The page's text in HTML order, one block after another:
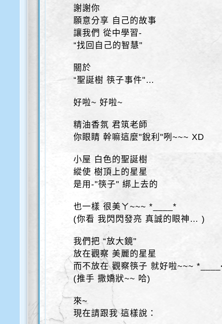
謝謝你
願意分享 自己的故事
讓我們 從中學習-
“找回自己的智慧"
關於
“聖誕樹 筷子事件"…
好啦~ 好啦~
精油香氛 君筑老師
你眼睛 幹嘛這麼"銳利"咧~~~ XD
小屋 白色的聖誕樹
縱使 樹頂上的星星
是用-"筷子" 綁上去的
也一樣 很美ㄚ~~~ *____*
(你看 我閃閃發亮 真誠的眼神… )
我們把 “放大鏡"
放在觀察 美麗的星星
而不放在 觀察筷子 就好啦~~~
(推手 撒嬌狀~~ 哈)
來~
現在請跟我 這樣說：